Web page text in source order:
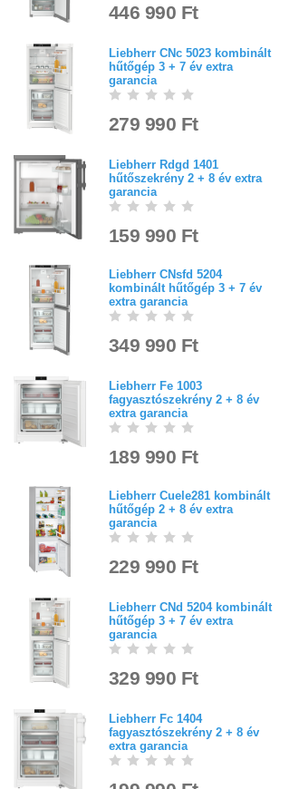
446 990 Ft
Liebherr CNc 5023 kombinált
hűtőgép 3 + 7 év extra
garancia
279 990 Ft
Liebherr Rdgd 1401
hűtőszekrény 2 + 8 év extra
garancia
159 990 Ft
Liebherr CNsfd 5204
kombinált hűtőgép 3 + 7 év
extra garancia
349 990 Ft
Liebherr Fe 1003
fagyasztószekrény 2 + 8 év
extra garancia
189 990 Ft
Liebherr Cuele281 kombinált
hűtőgép 2 + 8 év extra
garancia
229 990 Ft
Liebherr CNd 5204 kombinált
hűtőgép 3 + 7 év extra
garancia
329 990 Ft
Liebherr Fc 1404
fagyasztószekrény 2 + 8 év
extra garancia